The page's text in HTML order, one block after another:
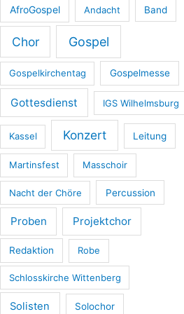
AfroGospel Andacht Band
Chor Gospel
Gospelkirchentag Gospelmesse
Gottesdienst IGS Wilhelmsburg
Kassel Konzert Leitung
Martinsfest Masschoir
Nacht der Chöre Percussion
Proben Projektchor
Redaktion Robe
Schlosskirche Wittenberg
Solisten Solochor